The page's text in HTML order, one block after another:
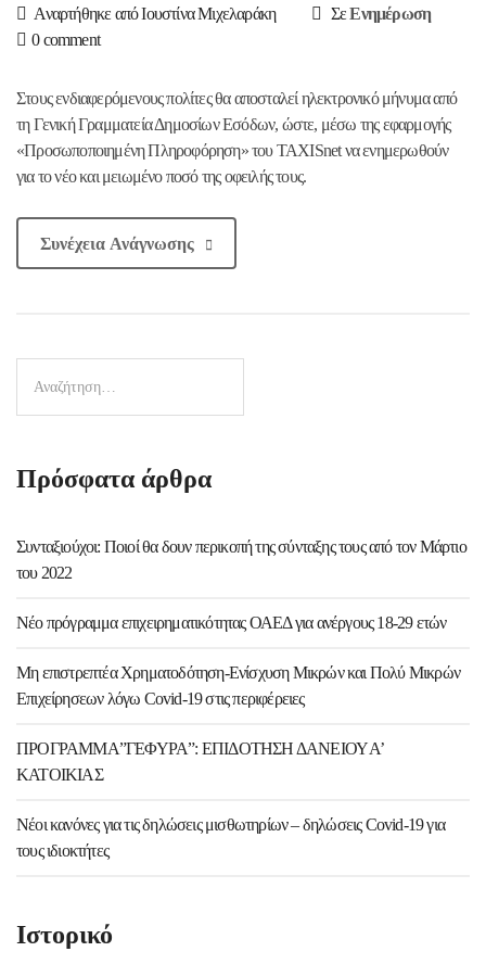
Αναρτήθηκε από Ιουστίνα Μιχελαράκη ΣεΕνημέρωση
0 comment
Στους ενδιαφερόμενους πολίτες θα αποσταλεί ηλεκτρονικό μήνυμα από
τη Γενική Γραμματεία Δημοσίων Εσόδων, ώστε, μέσω της εφαρμογής
«Προσωποποιημένη Πληροφόρηση» του TAXISnet να ενημερωθούν
για το νέο και μειωμένο ποσό της οφειλής τους.
Συνέχεια Ανάγνωσης
Πρόσφατα άρθρα
Συνταξιούχοι: Ποιοί θα δουν περικοπή της σύνταξης τους από τον Μάρτιο
του 2022
Νέο πρόγραμμα επιχειρηματικότητας ΟΑΕΔ για ανέργους 18-29 ετών
Μη επιστρεπτέα Χρηματοδότηση-Ενίσχυση Μικρών και Πολύ Μικρών
Επιχείρησεων λόγω Covid-19 στις περιφέρειες
ΠΡΟΓΡΑΜΜΑ”ΓΕΦΥΡΑ”: ΕΠΙΔΟΤΗΣΗ ΔΑΝΕΙΟΥ Α’
ΚΑΤΟΙΚΙΑΣ
Νέοι κανόνες για τις δηλώσεις μισθωτηρίων – δηλώσεις Covid-19 για
τους ιδιοκτήτες
Ιστορικό